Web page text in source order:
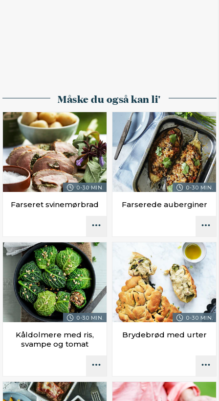
Måske du også kan li'
0-30 MIN.
Farseret svinemørbrad
0-30 MIN.
Farserede auberginer
0-30 MIN.
Kåldolmere med ris,
svampe og tomat
0-30 MIN.
Brydebrød med urter